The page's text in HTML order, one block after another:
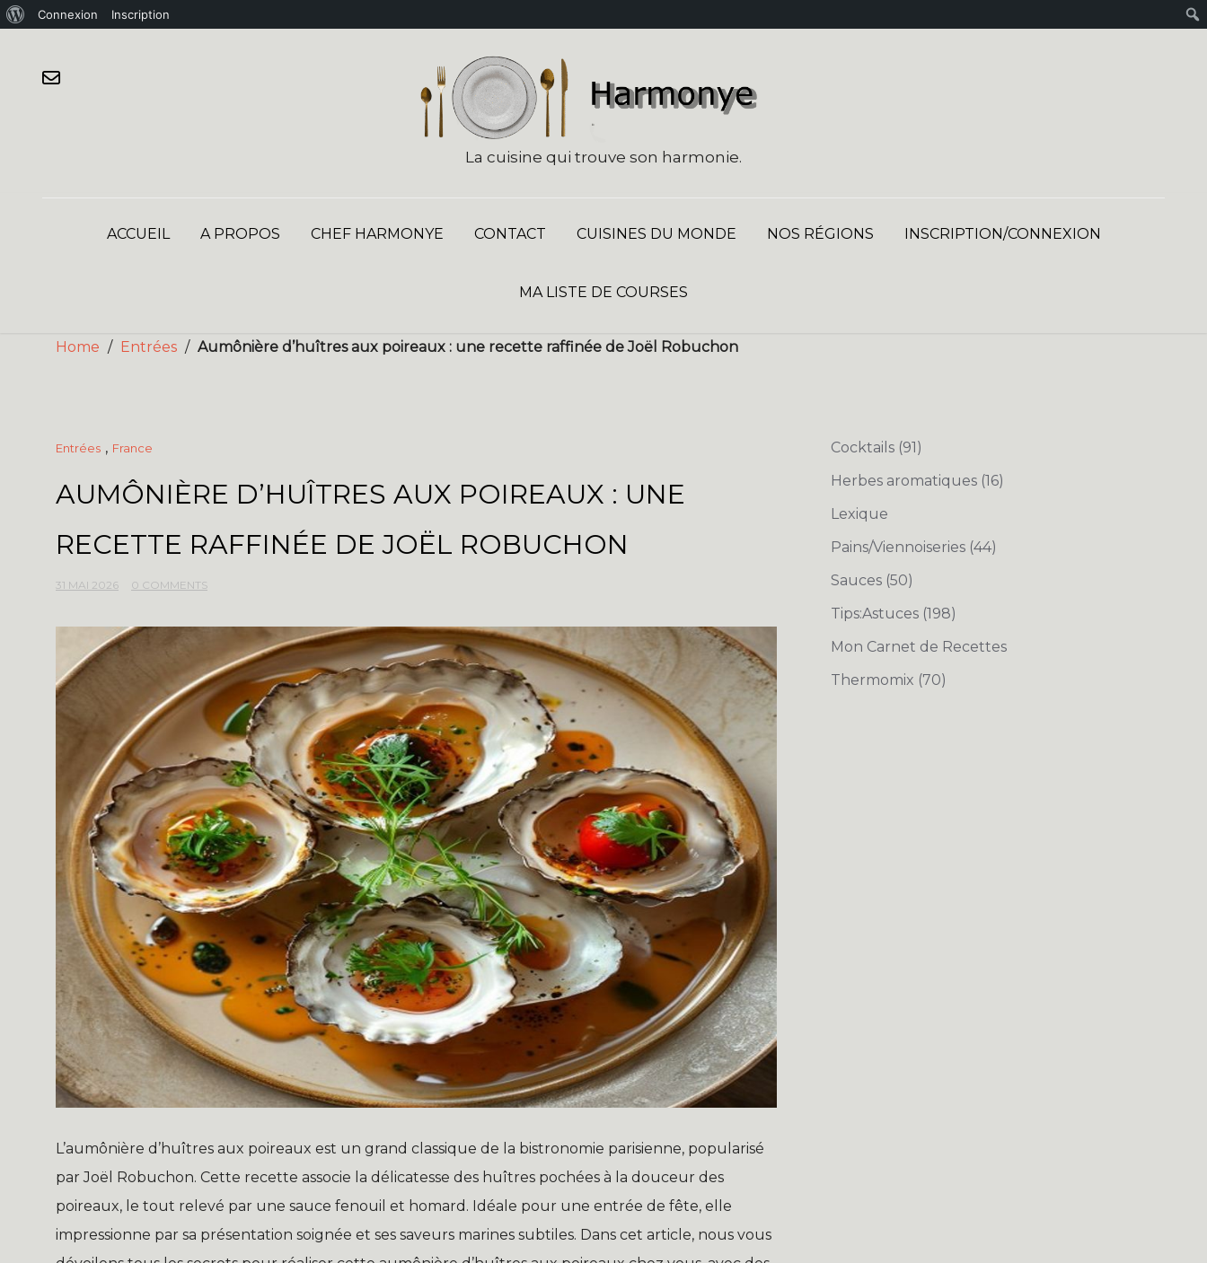
Connexion Inscription
La cuisine qui trouve son harmonie.
ACCUEIL A PROPOS CHEF HARMONYE CONTACT CUISINES DU MONDE NOS RÉGIONS INSCRIPTION/CONNEXION
MA LISTE DE COURSES
Home / Entrées / Aumônière d’huîtres aux poireaux : une recette raffinée de Joël Robuchon
Entrées , France
AUMÔNIÈRE D’HUÎTRES AUX POIREAUX : UNE
RECETTE RAFFINÉE DE JOËL ROBUCHON
31 MAI 2026 0 COMMENTS
L’aumônière d’huîtres aux poireaux est un grand classique de la bistronomie parisienne, popularisé
par Joël Robuchon. Cette recette associe la délicatesse des huîtres pochées à la douceur des
poireaux, le tout relevé par une sauce fenouil et homard. Idéale pour une entrée de fête, elle
impressionne par sa présentation soignée et ses saveurs marines subtiles. Dans cet article, nous vous
Cocktails (91)
Herbes aromatiques (16)
Lexique
Pains/Viennoiseries (44)
Sauces (50)
Tips:Astuces (198)
Mon Carnet de Recettes
Thermomix (70)